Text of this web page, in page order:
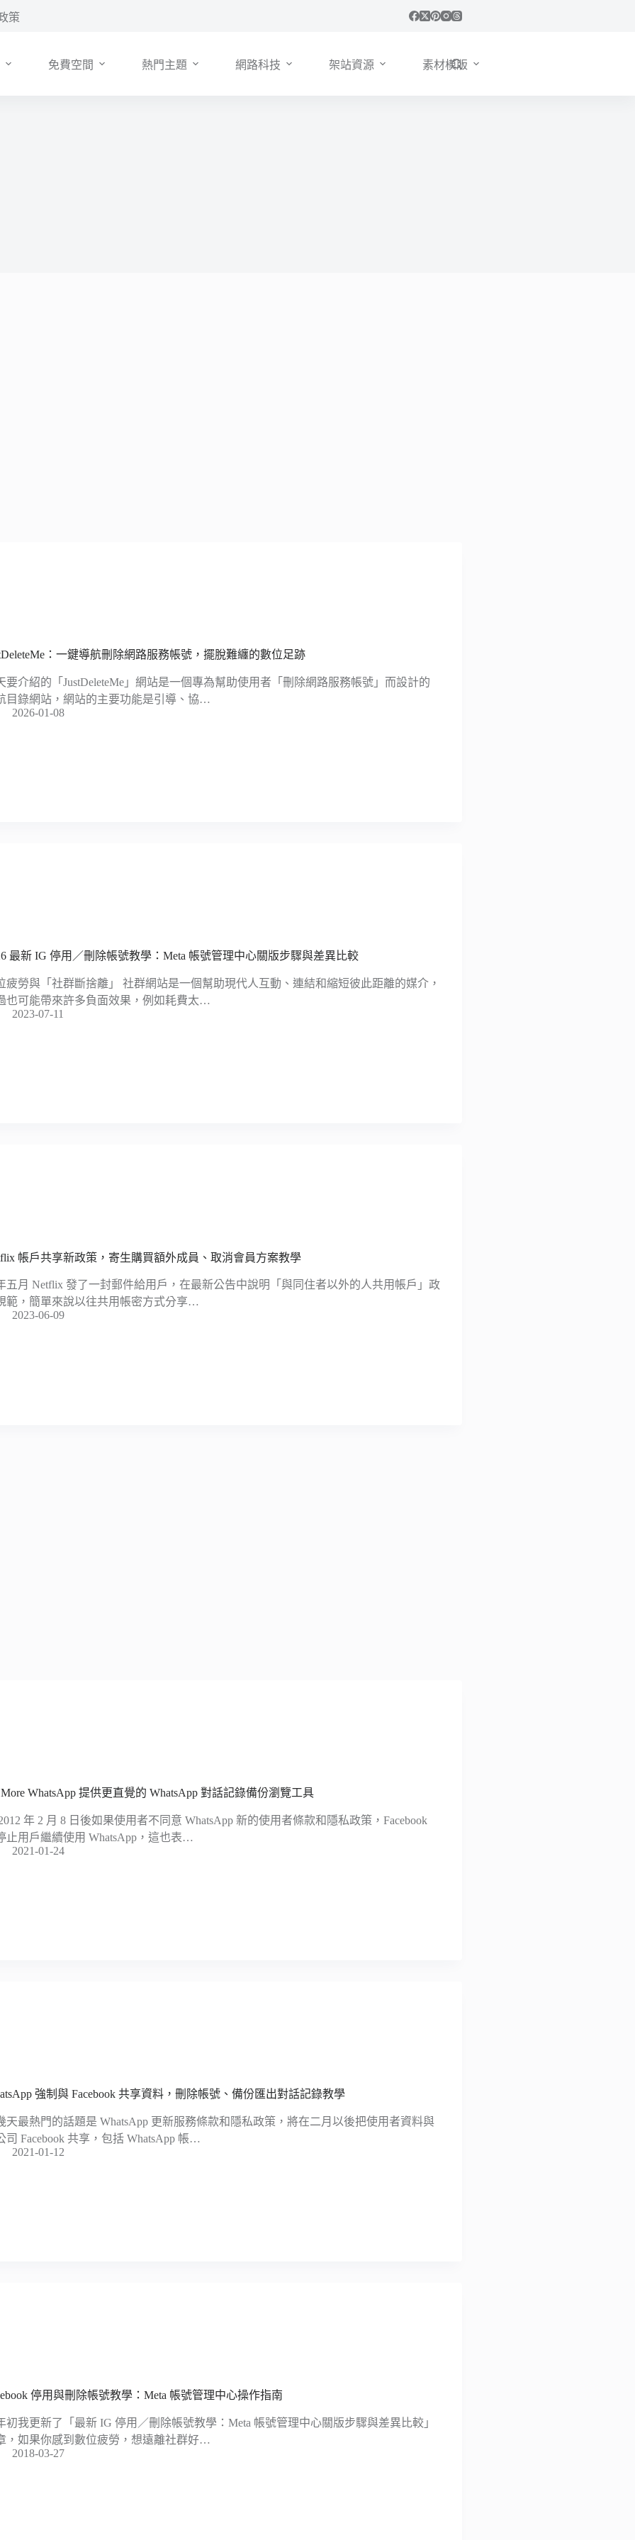
策
免費空間 熱門主題 網路科技 架站資源 素材模版
：一鍵導航刪除網路服務帳號，擺脫難纏的數位足跡
要介紹的「JustDeleteMe」網站是一個專為幫助使用者「刪除網路服務帳號」而設計的
目錄網站，網站的主要功能是引導、協…
2026-01-08
最新 IG 停用／刪除帳號教學：Meta 帳號管理中心關版步驟與差異比較
疲勞與「社群斷捨離」 社群網站是一個幫助現代人互動、連結和縮短彼此距離的媒介，
也可能帶來許多負面效果，例如耗費太…
2023-07-11
帳戶共享新政策，寄生購買額外成員、取消會員方案教學
五月 Netflix 發了一封郵件給用戶，在最新公告中說明「與同住者以外的人共用帳戶」政
範，簡單來說以往共用帳密方式分享…
2023-06-09
WhatsApp 提供更直覺的 WhatsApp 對話記錄備份瀏覽工具
年 2 月 8 日後如果使用者不同意 WhatsApp 新的使用者條款和隱私政策，Facebook
止用戶繼續使用 WhatsApp，這也表…
2021-01-24
強制與 Facebook 共享資料，刪除帳號、備份匯出對話記錄教學
天最熱門的話題是 WhatsApp 更新服務條款和隱私政策，將在二月以後把使用者資料與
司 Facebook 共享，包括 WhatsApp 帳…
2021-01-12
停用與刪除帳號教學：Meta 帳號管理中心操作指南
初我更新了「最新 IG 停用／刪除帳號教學：Meta 帳號管理中心關版步驟與差異比較」
，如果你感到數位疲勞，想遠離社群好…
2018-03-27